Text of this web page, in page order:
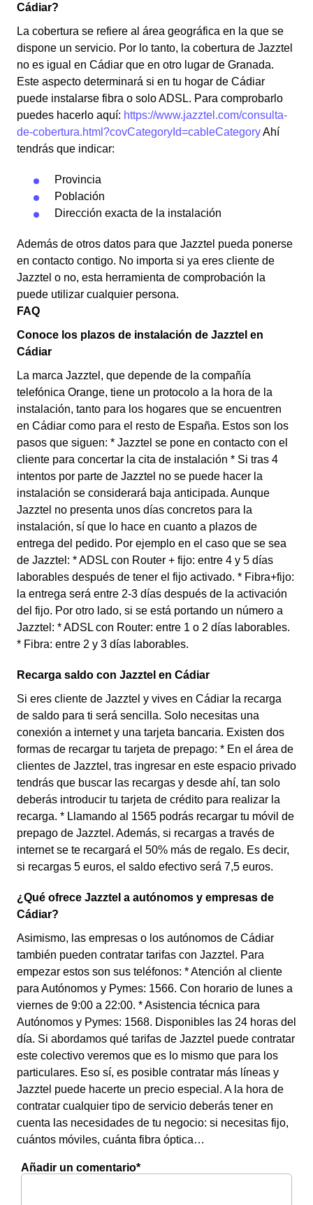
Cádiar?
La cobertura se refiere al área geográfica en la que se
dispone un servicio. Por lo tanto, la cobertura de Jazztel
no es igual en Cádiar que en otro lugar de Granada.
Este aspecto determinará si en tu hogar de Cádiar
puede instalarse fibra o solo ADSL. Para comprobarlo
puedes hacerlo aquí: https://www.jazztel.com/consulta-
de-cobertura.html?covCategoryId=cableCategoryAhí
tendrás que indicar:
Provincia
Población
Dirección exacta de la instalación
Además de otros datos para que Jazztel pueda ponerse
en contacto contigo. No importa si ya eres cliente de
Jazztel o no, esta herramienta de comprobación la
puede utilizar cualquier persona.
FAQ
Conoce los plazos de instalación de Jazztel en
Cádiar
La marca Jazztel, que depende de la compañía
telefónica Orange, tiene un protocolo a la hora de la
instalación, tanto para los hogares que se encuentren
en Cádiar como para el resto de España. Estos son los
pasos que siguen: * Jazztel se pone en contacto con el
cliente para concertar la cita de instalación * Si tras 4
intentos por parte de Jazztel no se puede hacer la
instalación se considerará baja anticipada. Aunque
Jazztel no presenta unos días concretos para la
instalación, sí que lo hace en cuanto a plazos de
entrega del pedido. Por ejemplo en el caso que se sea
de Jazztel: * ADSL con Router + fijo: entre 4 y 5 días
laborables después de tener el fijo activado. * Fibra+fijo:
la entrega será entre 2-3 días después de la activación
del fijo. Por otro lado, si se está portando un número a
Jazztel: * ADSL con Router: entre 1 o 2 días laborables.
* Fibra: entre 2 y 3 días laborables.
Recarga saldo con Jazztel en Cádiar
Si eres cliente de Jazztel y vives en Cádiar la recarga
de saldo para ti será sencilla. Solo necesitas una
conexión a internet y una tarjeta bancaria. Existen dos
formas de recargar tu tarjeta de prepago: * En el área de
clientes de Jazztel, tras ingresar en este espacio privado
tendrás que buscar las recargas y desde ahí, tan solo
deberás introducir tu tarjeta de crédito para realizar la
recarga. * Llamando al 1565 podrás recargar tu móvil de
prepago de Jazztel. Además, si recargas a través de
internet se te recargará el 50% más de regalo. Es decir,
si recargas 5 euros, el saldo efectivo será 7,5 euros.
¿Qué ofrece Jazztel a autónomos y empresas de
Cádiar?
Asimismo, las empresas o los autónomos de Cádiar
también pueden contratar tarifas con Jazztel. Para
empezar estos son sus teléfonos: * Atención al cliente
para Autónomos y Pymes: 1566. Con horario de lunes a
viernes de 9:00 a 22:00. * Asistencia técnica para
Autónomos y Pymes: 1568. Disponibles las 24 horas del
día. Si abordamos qué tarifas de Jazztel puede contratar
este colectivo veremos que es lo mismo que para los
particulares. Eso sí, es posible contratar más líneas y
Jazztel puede hacerte un precio especial. A la hora de
contratar cualquier tipo de servicio deberás tener en
cuenta las necesidades de tu negocio: si necesitas fijo,
cuántos móviles, cuánta fibra óptica…
Añadir un comentario*